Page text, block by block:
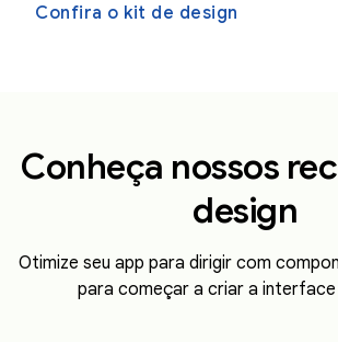
Confira o kit de design
Conheça nossos
design
Otimize seu app para dirigir com
para começar a criar a